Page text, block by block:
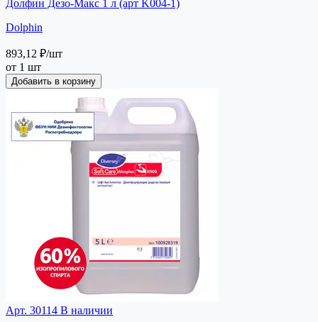
Долфин Дезо-Макс 1 л (арт K004-1)
Dolphin
893,12 ₽/шт
от 1 шт
Добавить в корзину
Арт. 30114 В наличии